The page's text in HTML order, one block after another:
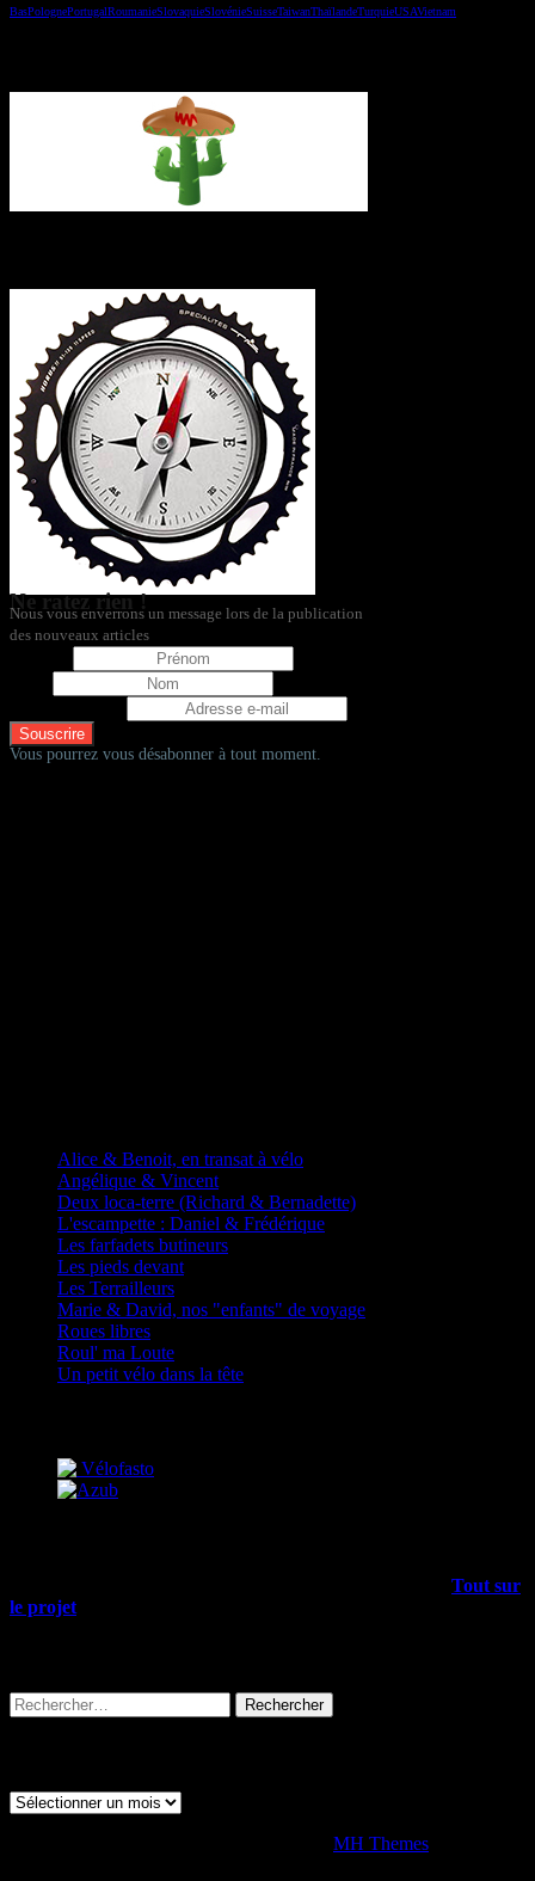
BasPolognePortugalRoumanieSlovaquieSlovénieSuisseTaiwanThaïlandeTurquieUSAVietnam
Ne ratez rien !
Nous vous enverrons un message lors de la publication
des nouveaux articles
Vous pourrez vous désabonner à tout moment.
Alice & Benoit, en transat à vélo
Angélique & Vincent
Deux loca-terre (Richard & Bernadette)
L'escampette : Daniel & Frédérique
Les farfadets butineurs
Les pieds devant
Les Terrailleurs
Marie & David, nos "enfants" de voyage
Roues libres
Roul' ma Loute
Un petit vélo dans la tête
Tout sur
le projet
Rechercher :
Archives
MH Themes